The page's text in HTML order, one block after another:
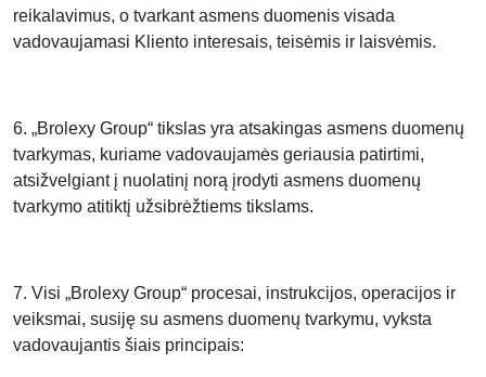
reikalavimus, o tvarkant asmens duomenis visada
vadovaujamasi Kliento interesais, teisėmis ir laisvėmis.
6. „Brolexy Group“ tikslas yra atsakingas asmens duomenų
tvarkymas, kuriame vadovaujamės geriausia patirtimi,
atsižvelgiant į nuolatinį norą įrodyti asmens duomenų
tvarkymo atitiktį užsibrėžtiems tikslams.
7. Visi „Brolexy Group“ procesai, instrukcijos, operacijos ir
veiksmai, susiję su asmens duomenų tvarkymu, vyksta
vadovaujantis šiais principais: